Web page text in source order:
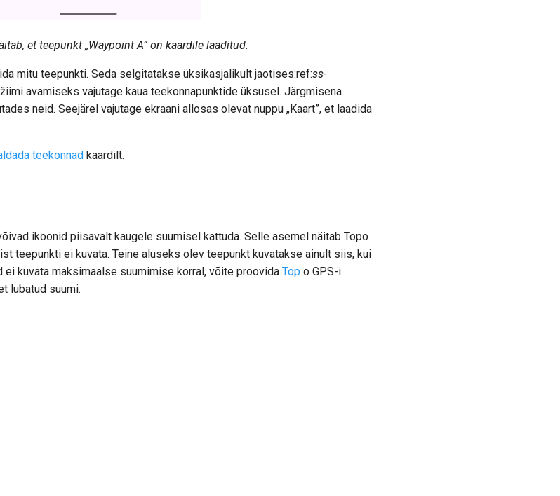
et teepunkt „Waypoint A” on kaardile laaditud.
mitu teepunkti. Seda selgitatakse üksikasjalikult jaotises:ref:ss-
avamiseks vajutage kaua teekonnapunktide üksusel. Järgmisena
neid. Seejärel vajutage ekraani allosas olevat nuppu „Kaart”, et laadida
teekonnad kaardilt.
ikoonid piisavalt kaugele suumisel kattuda. Selle asemel näitab Topo
teepunkti ei kuvata. Teine aluseks olev teepunkt kuvatakse ainult siis, kui
kuvata maksimaalse suumimise korral, võite proovida Top o GPS-i
lubatud suumi.